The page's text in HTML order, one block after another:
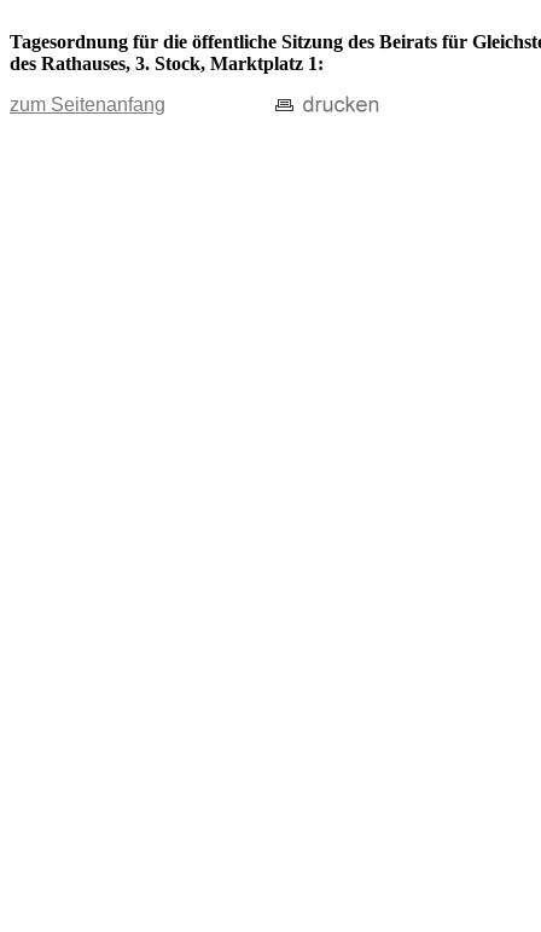
Tagesordnung für die öffentliche Sitzung des Beirats für
des Rathauses, 3. Stock, Marktplatz 1:
zum Seitenanfang